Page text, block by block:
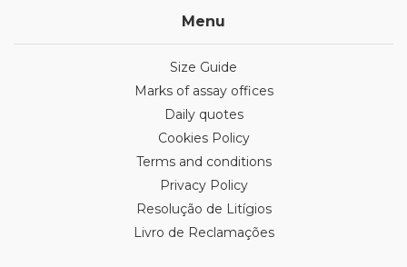
Menu
Size Guide
Marks of assay offices
Daily quotes
Cookies Policy
Terms and conditions
Privacy Policy
Resolução de Litígios
Livro de Reclamações